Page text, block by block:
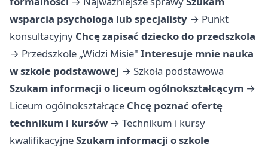
wsparcia psychologa lub specjalisty → Punkt
konsultacyjny Chcę zapisać dziecko do przedszkola
→ Przedszkole „Widzi Misie" Interesuje mnie nauka
w szkole podstawowej → Szkoła podstawowa
Szukam informacji o liceum ogólnokształcącym →
Liceum ogólnokształcące Chcę poznać ofertę
technikum i kursów → Technikum i kursy
kwalifikacyjneSzukam informacji o szkole